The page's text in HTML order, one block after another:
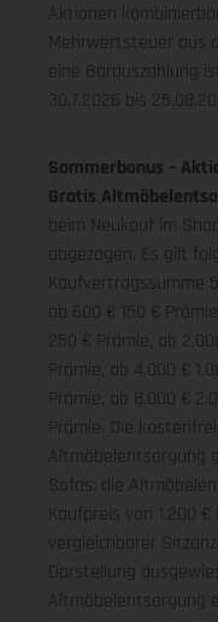
Aktionen
Mehrwertsteuer aus
eine Barauszahlung
30.7.2026 bis
Sommerbonus –
Gratis
beim Neukauf im
abgezogen. Es gilt
Kaufvertragssumme
ab 600 € 150 €
250 € Prämie, ab
Prämie, ab 4.000 €
Prämie, ab 8.000 €
Prämie. Die
Altmöbelentsorgung
Sofas; die
Kaufpreis von 1.200
vergleichbarer
Darstellung
Altmöbelentsorgung